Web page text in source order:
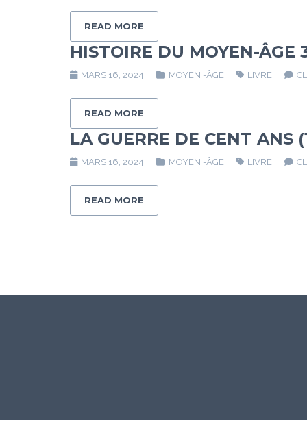
READ MORE
HISTOIRE DU MOYEN-ÂGE
MARS 16, 2024 MOYEN -ÂGE LIVRE
READ MORE
LA GUERRE DE CENT ANS
MARS 16, 2024 MOYEN -ÂGE LIVRE
READ MORE